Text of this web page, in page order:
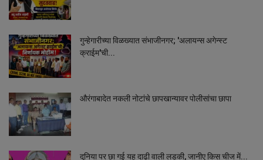
गुन्हेगारीच्या विळख्यात संभाजीनगर; 'अलायन्स अगेन्स्ट
क्राईम'ची...
औरंगाबादेत नकली नोटांचे छापखान्यावर पोलीसांचा छापा
दुनिया पर छा गई यह दाढ़ी वाली लड़की, जानीए किस चीज में...